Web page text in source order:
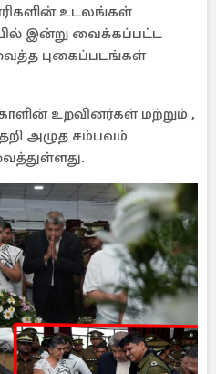
உடலங்கள்
இன்று வைக்கப்பட்ட
புகைப்படங்கள்
உறவினர்கள் மற்றும் ,
அழுத சம்பவம்